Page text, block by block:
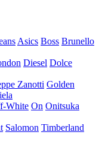
Asics Boss Brunello
Diesel Dolce
Zanotti Golden
White On Onitsuka
Salomon Timberland